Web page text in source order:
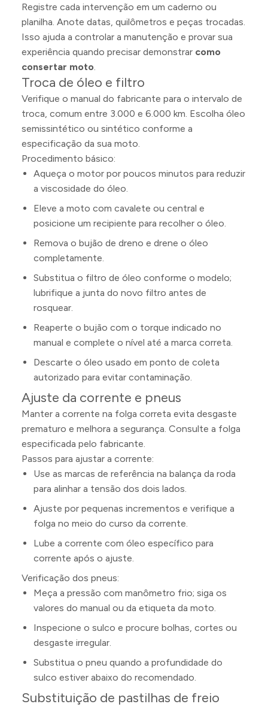
Registre cada intervenção em um caderno ou
planilha. Anote datas, quilômetros e peças trocadas.
Isso ajuda a controlar a manutenção e provar sua
experiência quando precisar demonstrar como
consertar moto.
Troca de óleo e filtro
Verifique o manual do fabricante para o intervalo de
troca, comum entre 3.000 e 6.000 km. Escolha óleo
semissintético ou sintético conforme a
especificação da sua moto.
Procedimento básico:
Aqueça o motor por poucos minutos para reduzir
a viscosidade do óleo.
Eleve a moto com cavalete ou central e
posicione um recipiente para recolher o óleo.
Remova o bujão de dreno e drene o óleo
completamente.
Substitua o filtro de óleo conforme o modelo;
lubrifique a junta do novo filtro antes de
rosquear.
Reaperte o bujão com o torque indicado no
manual e complete o nível até a marca correta.
Descarte o óleo usado em ponto de coleta
autorizado para evitar contaminação.
Ajuste da corrente e pneus
Manter a corrente na folga correta evita desgaste
prematuro e melhora a segurança. Consulte a folga
especificada pelo fabricante.
Passos para ajustar a corrente:
Use as marcas de referência na balança da roda
para alinhar a tensão dos dois lados.
Ajuste por pequenas incrementos e verifique a
folga no meio do curso da corrente.
Lube a corrente com óleo específico para
corrente após o ajuste.
Verificação dos pneus:
Meça a pressão com manômetro frio; siga os
valores do manual ou da etiqueta da moto.
Inspecione o sulco e procure bolhas, cortes ou
desgaste irregular.
Substitua o pneu quando a profundidade do
sulco estiver abaixo do recomendado.
Substituição de pastilhas de freio